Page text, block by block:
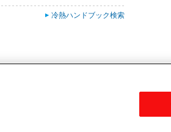
冷熱ハンドブック検索